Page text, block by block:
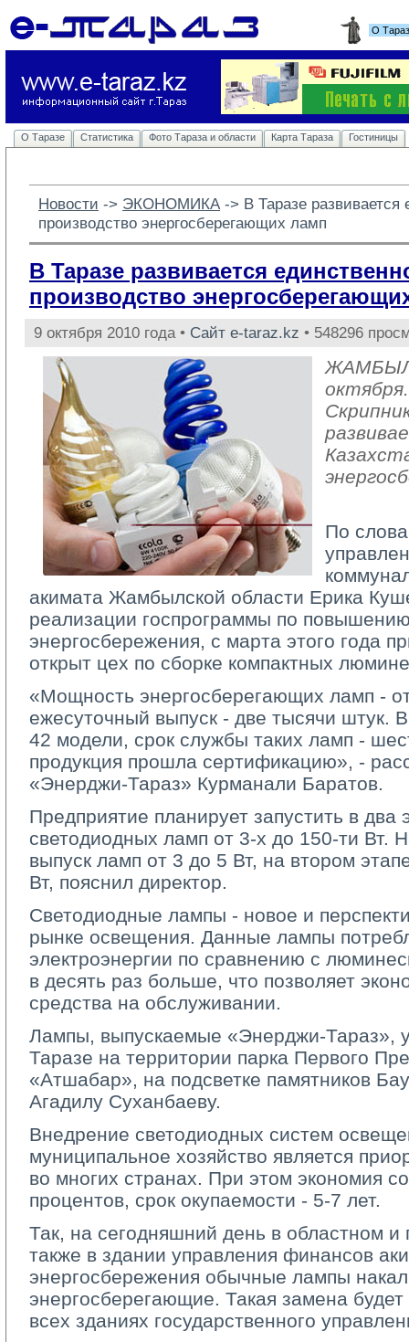
О
О Таразе Статистика Фото Тараза и области Карта Тараза Гостиницы
Новости -> ЭКОНОМИКА -> В Таразе развивается
производство энергосберегающих ламп
В Таразе развивается
производство
9 октября 2010 года • Сайт e-taraz.kz • 548296
По
акимата Жамбылской области Ерика
реализации госпрограммы по
энергосбережения, с марта этого года
открыт цех по сборке компактных
«Мощность энергосберегающих ламп -
ежесуточный выпуск - две тысячи штук.
42 модели, срок службы таких ламп -
продукция прошла сертификацию», -
«Энерджи-Тараз» Курманали Баратов.
Предприятие планирует запустить в два
светодиодных ламп от 3-х до 150-ти Вт.
выпуск ламп от 3 до 5 Вт, на втором
Вт, пояснил директор.
Светодиодные лампы - новое и
рынке освещения. Данные лампы
электроэнергии по сравнению с
в десять раз больше, что позволяет
средства на обслуживании.
Лампы, выпускаемые «Энерджи-Тараз»,
Таразе на территории парка Первого
«Атшабар», на подсветке памятников
Агадилу Суханбаеву.
Внедрение светодиодных систем
муниципальное хозяйство является
во многих странах. При этом экономия
процентов, срок окупаемости - 5-7 лет.
Так, на сегодняшний день в областном и
также в здании управления финансов
энергосбережения обычные лампы
энергосберегающие. Такая замена
всех зданиях государственного